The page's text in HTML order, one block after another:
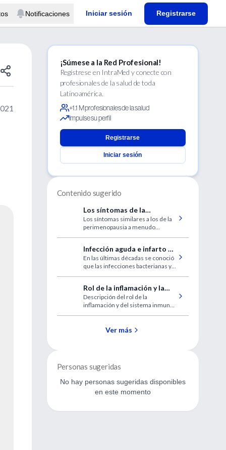
Notificaciones Iniciar sesión Registrarse
¡Súmese a la Red Profesional!
Regístrese en IntraMed y conecte con
profesionales de la salud de toda
Latinoamérica.
+1.1 M profesionales de la salud
Impulse su perfil
Registrarse
Iniciar sesión
Contenido sugerido
Los síntomas de la
perimenopausia suelen
aparecer antes de lo
pensado
Los síntomas similares a los de la
perimenopausia a menudo
característicos de la
perimenopausia.
Infección aguda e infarto de
miocardio
En las últimas décadas se conoció
que las infecciones bacterianas y
miocardio. En este artículo se
examinan los mecanismos que
podrían explicar esta asociación
Rol de la inflamación y la
inmunidad en la
osteoartritis
Descripción del rol de la
inflamación y del sistema inmune
Ver más
Personas sugeridas
No hay personas sugeridas disponibles
en este momento